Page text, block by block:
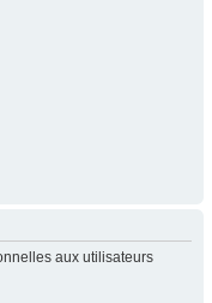
aux utilisateurs